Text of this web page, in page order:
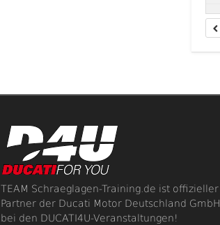
TEAM Schraeglagen-Training.de ist offizieller
Partner der Ducati Motor Deutschland GmbH
bei den DUCATI4U-Veranstaltungen!